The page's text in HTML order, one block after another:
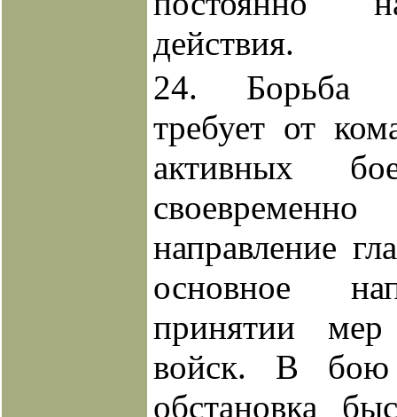
действия.
24. Борьба
требует от
активных
направление
основное
принятии
войск. В бою
обстановка